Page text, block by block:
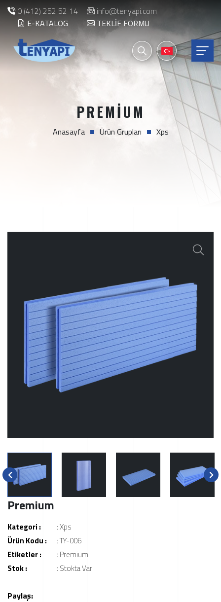
0 (412) 252 52 14
info@tenyapi.com
E-KATALOG
TEKLIF FORMU
PREMIUM
Anasayfa Ürün Grupları Xps
Premium
Kategori : :Xps
Ürün Kodu :
: TY-006
Etiketler :
: Premium
Stok :
: Stokta Var
Paylaş: